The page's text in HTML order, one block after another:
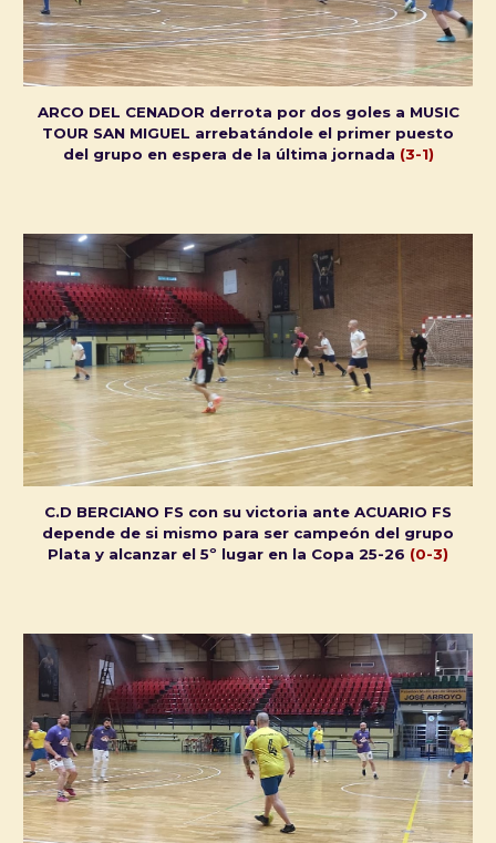
ARCO DEL CENADOR derrota por dos goles a MUSIC
TOUR SAN MIGUEL arrebatándole el primer puesto
del grupo en espera de la última jornada (3-1)
C.D BERCIANO FS con su victoria ante ACUARIO FS
depende de si mismo para ser campeón del grupo
Plata y alcanzar el 5º lugar en la Copa 25-26 (0-3)